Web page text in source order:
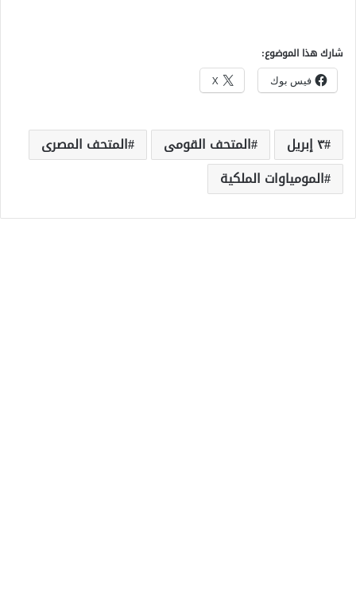
شارك هذا الموضوع:
فيس بوك X
٣ إبريل المتحف القومى
المتحف المصرى
المومياوات الملكية